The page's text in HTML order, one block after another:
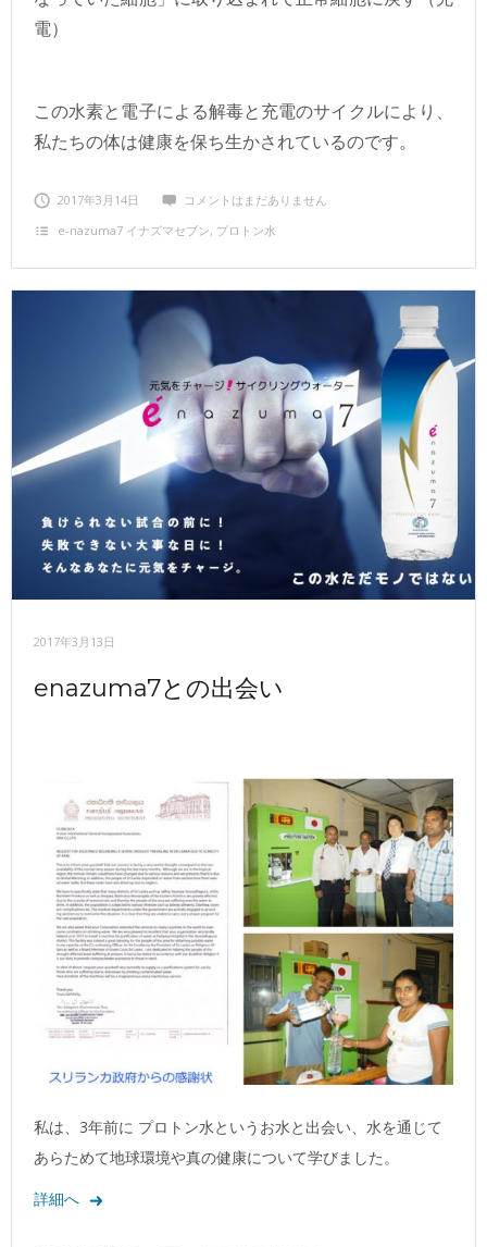
電）
この水素と電子による解毒と充電のサイクルにより、
私たちの体は健康を保ち生かされているのです。
2017年3月14日
コメントはまだありません
e‐nazuma7 イナズマセブン, プロトン水
2017年3月13日
enazuma7との出会い
私は、3年前に プロトン水というお水と出会い、水を通じて
あらためて地球環境や真の健康について学びました。
詳細へ